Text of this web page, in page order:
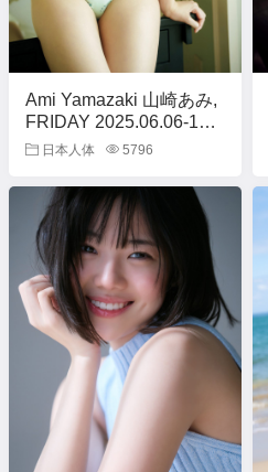
Ami Yamazaki 山崎あみ,
FRIDAY 2025.06.06-13
(フライデー 2025年6月
日本人体 5796